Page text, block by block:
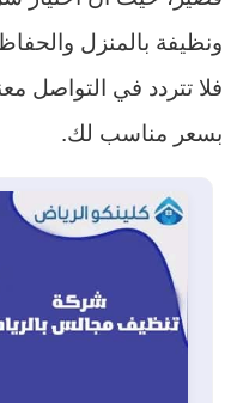
ونظيفة بالمنزل
فلا تتردد في التواصل
بسعر مناسب لك.